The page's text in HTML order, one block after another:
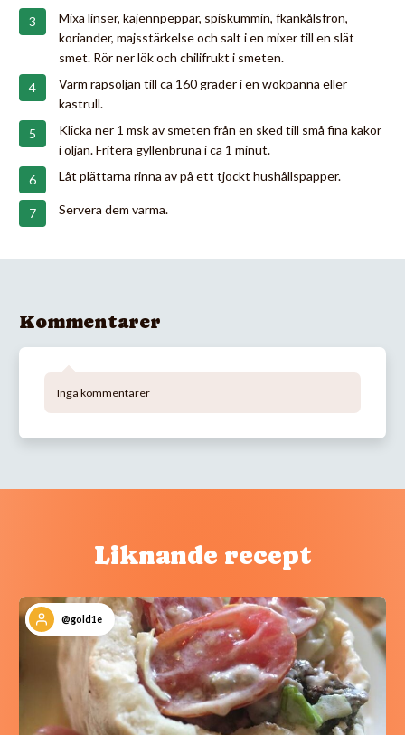
Mixa linser, kajennpeppar, spiskummin, fkänkålsfrön,
koriander, majsstärkelse och salt i en mixer till en slät
smet. Rör ner lök och chilifrukt i smeten.
Värm rapsoljan till ca 160 grader i en wokpanna eller
kastrull.
Klicka ner 1 msk av smeten från en sked till små fina kakor
i oljan. Fritera gyllenbruna i ca 1 minut.
Låt plättarna rinna av på ett tjockt hushållspapper.
Servera dem varma.
Kommentarer
Inga kommentarer
Liknande recept
@gold1e